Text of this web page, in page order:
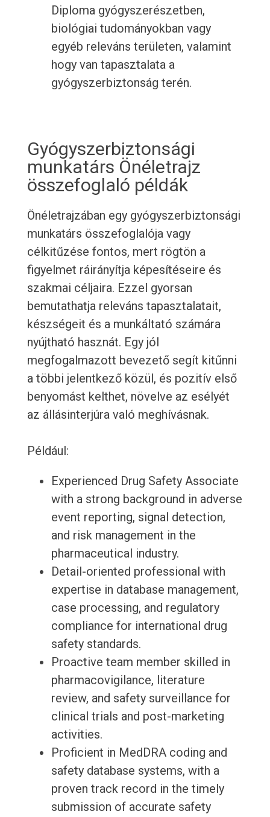
Diploma gyógyszerészetben,
biológiai tudományokban vagy
egyéb releváns területen, valamint
hogy van tapasztalata a
gyógyszerbiztonság terén.
Gyógyszerbiztonsági
munkatárs Önéletrajz
összefoglaló példák
Önéletrajzában egy gyógyszerbiztonsági
munkatárs összefoglalója vagy
célkitűzése fontos, mert rögtön a
figyelmet ráirányítja képesítéseire és
szakmai céljaira. Ezzel gyorsan
bemutathatja releváns tapasztalatait,
készségeit és a munkáltató számára
nyújtható hasznát. Egy jól
megfogalmazott bevezető segít kitűnni
a többi jelentkező közül, és pozitív első
benyomást kelthet, növelve az esélyét
az állásinterjúra való meghívásnak.
Például:
Experienced Drug Safety Associate
with a strong background in adverse
event reporting, signal detection,
and risk management in the
pharmaceutical industry.
Detail-oriented professional with
expertise in database management,
case processing, and regulatory
compliance for international drug
safety standards.
Proactive team member skilled in
pharmacovigilance, literature
review, and safety surveillance for
clinical trials and post-marketing
activities.
Proficient in MedDRA coding and
safety database systems, with a
proven track record in the timely
submission of accurate safety